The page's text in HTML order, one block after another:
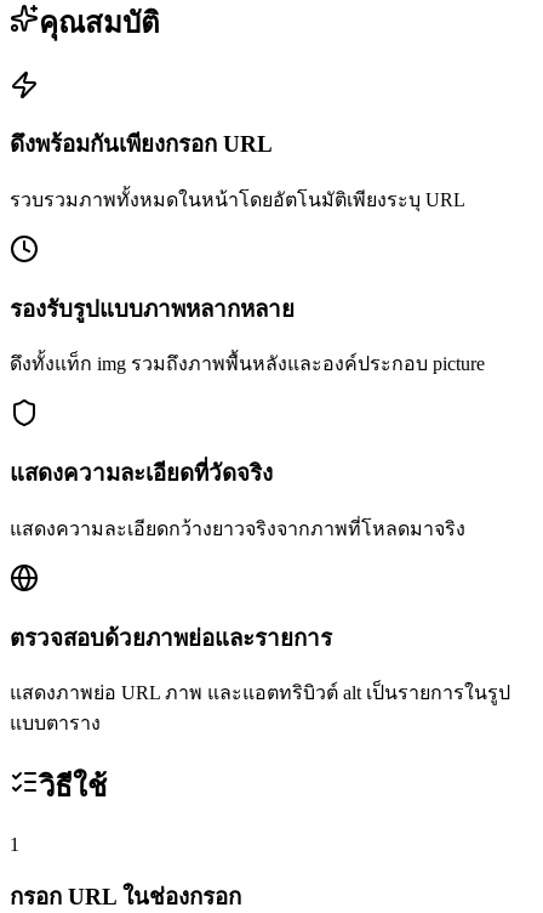
คุณสมบัติ
ดึงพร้อมกันเพียงกรอก URL
รวบรวมภาพทั้งหมดในหน้าโดยอัตโนมัติเพียงระบุ URL
รองรับรูปแบบภาพหลากหลาย
ดึงทั้งแท็ก img รวมถึงภาพพื้นหลังและองค์ประกอบ picture
แสดงความละเอียดที่วัดจริง
แสดงความละเอียดกว้างยาวจริงจากภาพที่โหลดมาจริง
ตรวจสอบด้วยภาพย่อและรายการ
แสดงภาพย่อ URL ภาพ และแอตทริบิวต์ alt เป็นรายการในรูป
แบบตาราง
วิธีใช้
1
กรอก URL ในช่องกรอก